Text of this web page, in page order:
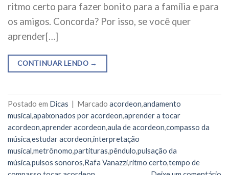
ritmo certo para fazer bonito para a família e para
os amigos. Concorda? Por isso, se você quer
aprender[…]
CONTINUAR LENDO →
Postado em Dicas | Marcado acordeon,andamento
musical,apaixonados por acordeon,aprender a tocar
acordeon,aprender acordeon,aula de acordeon,compasso da
música,estudar acordeon,interpretação
musical,metrônomo,partituras,pêndulo,pulsação da
música,pulsos sonoros,Rafa Vanazzi,ritmo certo,tempo de